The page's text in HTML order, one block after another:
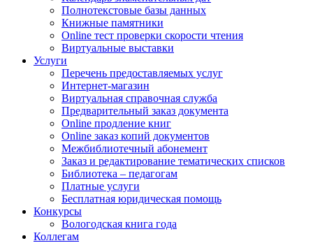
Полнотекстовые базы данных
Книжные памятники
Online тест проверки скорости чтения
Виртуальные выставки
Услуги
Перечень предоставляемых услуг
Интернет-магазин
Виртуальная справочная служба
Предварительный заказ документа
Online продление книг
Online заказ копий документов
Межбиблиотечный абонемент
Заказ и редактирование тематических списков
Библиотека – педагогам
Платные услуги
Бесплатная юридическая помощь
Конкурсы
Вологодская книга года
Коллегам